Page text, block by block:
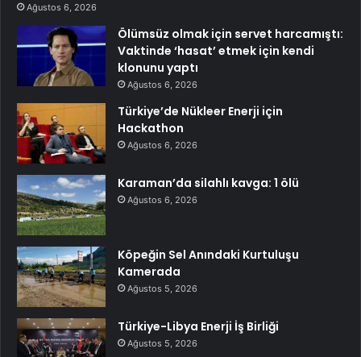
Ağustos 6, 2026
Ölümsüz olmak için servet harcamıştı:
Vaktinde ‘hasat’ etmek için kendi
klonunu yaptı
Ağustos 6, 2026
Türkiye’de Nükleer Enerji için
Hackathon
Ağustos 6, 2026
Karaman’da silahlı kavga: 1 ölü
Ağustos 6, 2026
Köpeğin Sel Anındaki Kurtuluşu
Kamerada
Ağustos 5, 2026
Türkiye-Libya Enerji İş Birliği
Ağustos 5, 2026